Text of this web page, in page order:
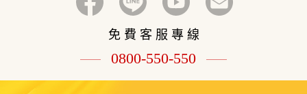
免 費 客 服 專 線
0800-550-550